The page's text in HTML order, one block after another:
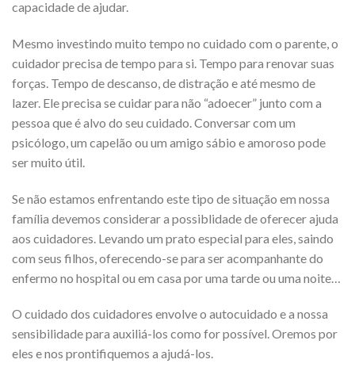
capacidade de ajudar.
Mesmo investindo muito tempo no cuidado com o parente, o
cuidador precisa de tempo para si. Tempo para renovar suas
forças. Tempo de descanso, de distração e até mesmo de
lazer. Ele precisa se cuidar para não “adoecer” junto com a
pessoa que é alvo do seu cuidado. Conversar com um
psicólogo, um capelão ou um amigo sábio e amoroso pode
ser muito útil.
Se não estamos enfrentando este tipo de situação em nossa
família devemos considerar a possiblidade de oferecer ajuda
aos cuidadores. Levando um prato especial para eles, saindo
com seus filhos, oferecendo-se para ser acompanhante do
enfermo no hospital ou em casa por uma tarde ou uma noite…
O cuidado dos cuidadores envolve o autocuidado e a nossa
sensibilidade para auxiliá-los como for possível. Oremos por
eles e nos prontifiquemos a ajudá-los.